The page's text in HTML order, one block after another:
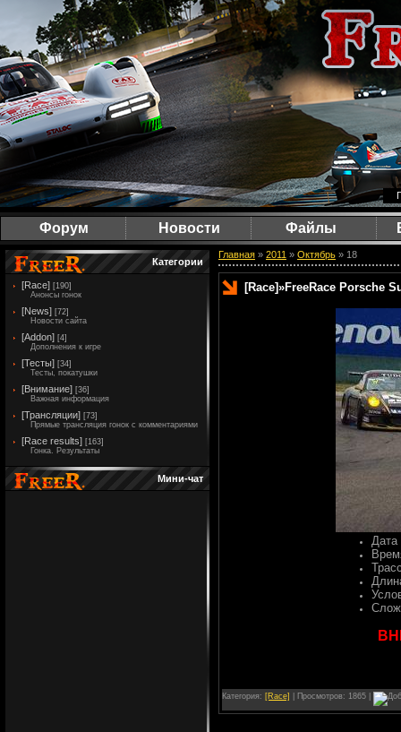
Форум Новости Файлы
Категории
[Race] [190]
Анонсы гонок
[News] [72]
Новости сайта
[Addon] [4]
Дополнения к игре
[Тесты] [34]
Тесты, покатушки
[Внимание] [36]
Важная информация
[Трансляции] [73]
Прямые трансляция гонок с комментариями
[Race results] [163]
Гонка. Результаты
Мини-чат
Главная » 2011 » Октябрь » 18
[Race]»FreeRace Porsche
Дата
Категория: [Race] | Просмотров: 1865 |